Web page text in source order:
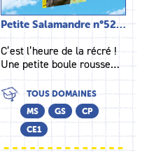
Petite Salamandre n°52…
C’est l’heure de la récré !
Une petite boule rousse…
TOUS DOMAINES
MS
GS
CP
CE1